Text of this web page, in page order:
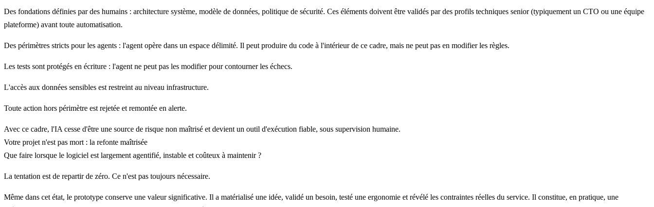
Des fondations définies par des humains : architecture système, modèle de données, politique de sécurité. Ces éléments doivent être validés par des profils techniques senior (typiquement un CTO ou une équipe
plateforme) avant toute automatisation.
Des périmètres stricts pour les agents : l'agent opère dans un espace délimité. Il peut produire du code à l'intérieur de ce cadre, mais ne peut pas en modifier les règles.
Les tests sont protégés en écriture : l'agent ne peut pas les modifier pour contourner les échecs.
L'accès aux données sensibles est restreint au niveau infrastructure.
Toute action hors périmètre est rejetée et remontée en alerte.
Avec ce cadre, l'IA cesse d'être une source de risque non maîtrisé et devient un outil d'exécution fiable, sous supervision humaine.
Votre projet n'est pas mort : la refonte maîtrisée
Que faire lorsque le logiciel est largement agentifié, instable et coûteux à maintenir ?
La tentation est de repartir de zéro. Ce n'est pas toujours nécessaire.
Même dans cet état, le prototype conserve une valeur significative. Il a matérialisé une idée, validé un besoin, testé une ergonomie et révélé les contraintes réelles du service. Il constitue, en pratique, une